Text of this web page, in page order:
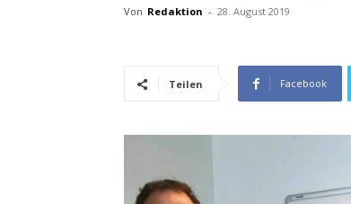
Von Redaktion - 28. August 2019
Teilen Facebook